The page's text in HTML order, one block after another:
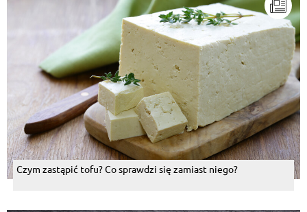
Czym zastąpić tofu? Co sprawdzi się zamiast niego?